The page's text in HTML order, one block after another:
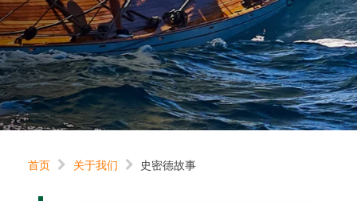
首页 关于我们 史密德故事